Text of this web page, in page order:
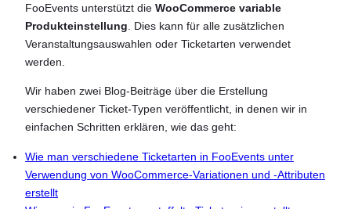
Polish
Czech
FooEvents unterstützt die WooCommerce variable
Produkteinstellung . Dies kann für alle zusätzlichen
Veranstaltungsauswahlen oder Ticketarten verwendet
werden.
Wir haben zwei Blog-Beiträge über die Erstellung
verschiedener Ticket-Typen veröffentlicht, in denen wir in
einfachen Schritten erklären, wie das geht:
Wie man verschiedene Ticketarten in FooEvents unter
Verwendung von WooCommerce-Variationen und -Attributen
erstellt